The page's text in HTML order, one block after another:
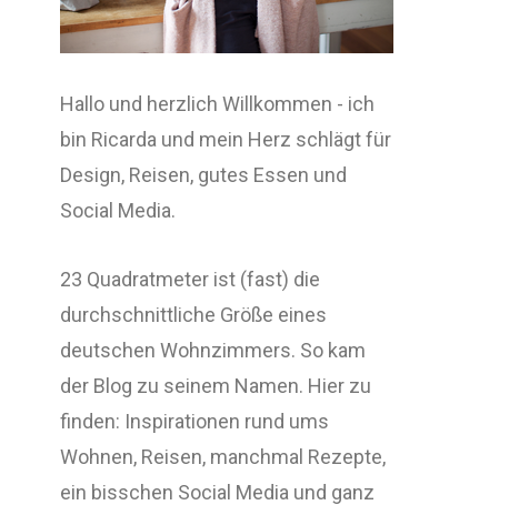
Hallo und herzlich Willkommen - ich
bin Ricarda und mein Herz schlägt für
Design, Reisen, gutes Essen und
Social Media.
23 Quadratmeter ist (fast) die
durchschnittliche Größe eines
deutschen Wohnzimmers. So kam
der Blog zu seinem Namen. Hier zu
finden: Inspirationen rund ums
Wohnen, Reisen, manchmal Rezepte,
ein bisschen Social Media und ganz